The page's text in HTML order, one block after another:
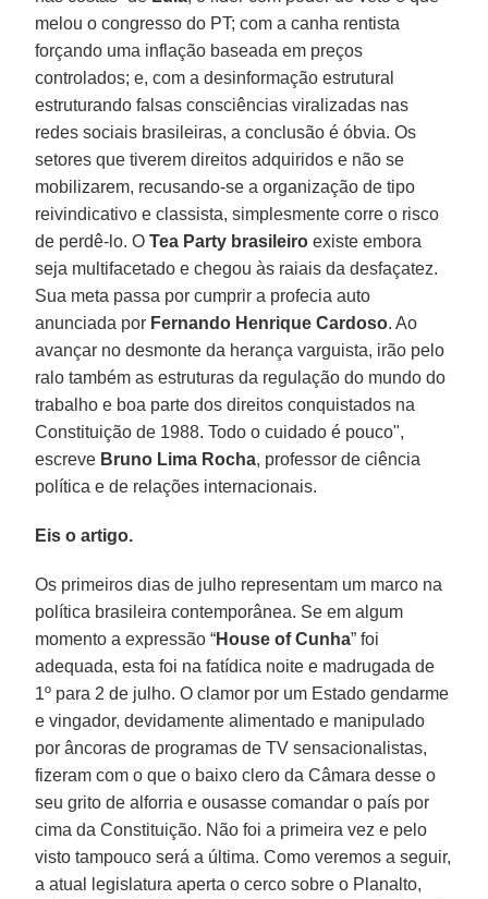
melou o congresso do PT; com a canha rentista
forçando uma inflação baseada em preços
controlados; e, com a desinformação estrutural
estruturando falsas consciências viralizadas nas
redes sociais brasileiras, a conclusão é óbvia. Os
setores que tiverem direitos adquiridos e não se
mobilizarem, recusando-se a organização de tipo
reivindicativo e classista, simplesmente corre o risco
de perdê-lo. OTea Party brasileiro existe embora
seja multifacetado e chegou às raiais da desfaçatez.
Sua meta passa por cumprir a profecia auto
anunciada por Fernando Henrique Cardoso. Ao
avançar no desmonte da herança varguista, irão pelo
ralo também as estruturas da regulação do mundo do
trabalho e boa parte dos direitos conquistados na
Constituição de 1988. Todo o cuidado é pouco",
escreve Bruno Lima Rocha, professor de ciência
política e de relações internacionais.
Eis o artigo.
Os primeiros dias de julho representam um marco na
política brasileira contemporânea. Se em algum
momento a expressão “House of Cunha” foi
adequada, esta foi na fatídica noite e madrugada de
1º para 2 de julho. O clamor por um Estado gendarme
e vingador, devidamente alimentado e manipulado
por âncoras de programas de TV sensacionalistas,
fizeram com o que o baixo clero da Câmara desse o
seu grito de alforria e ousasse comandar o país por
cima da Constituição. Não foi a primeira vez e pelo
visto tampouco será a última. Como veremos a seguir,
a atual legislatura aperta o cerco sobre o Planalto,